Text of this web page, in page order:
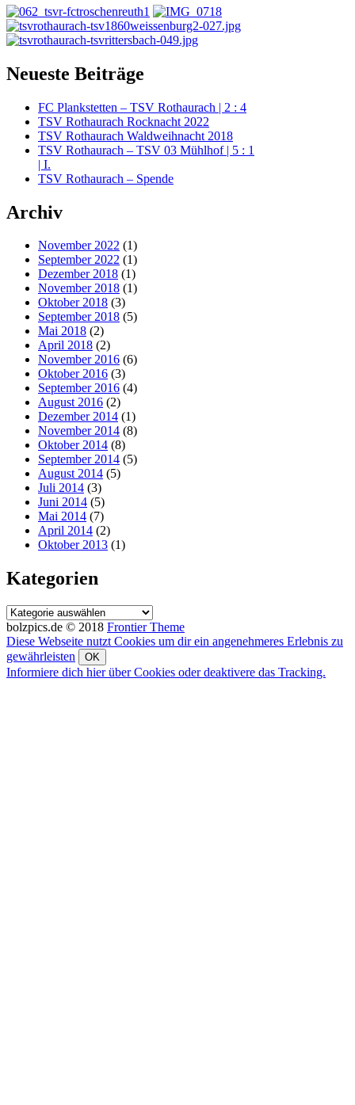
Neueste Beiträge
FC Plankstetten – TSV Rothaurach | 2 : 4
TSV Rothaurach Rocknacht 2022
TSV Rothaurach Waldweihnacht 2018
TSV Rothaurach – TSV 03 Mühlhof | 5 : 1
| I.
TSV Rothaurach – Spende
Archiv
November 2022 (1)
September 2022 (1)
Dezember 2018 (1)
November 2018 (1)
Oktober 2018 (3)
September 2018 (5)
Mai 2018 (2)
April 2018 (2)
November 2016 (6)
Oktober 2016 (3)
September 2016 (4)
August 2016 (2)
Dezember 2014 (1)
November 2014 (8)
Oktober 2014 (8)
September 2014 (5)
August 2014 (5)
Juli 2014 (3)
Juni 2014 (5)
Mai 2014 (7)
April 2014 (2)
Oktober 2013 (1)
Kategorien
Kategorien
bolzpics.de © 2018 Frontier Theme
Diese Webseite nutzt Cookies um dir ein angenehmeres Erlebnis zu
gewährleisten
OK
Informiere dich hier über Cookies oder deaktivere das Tracking.